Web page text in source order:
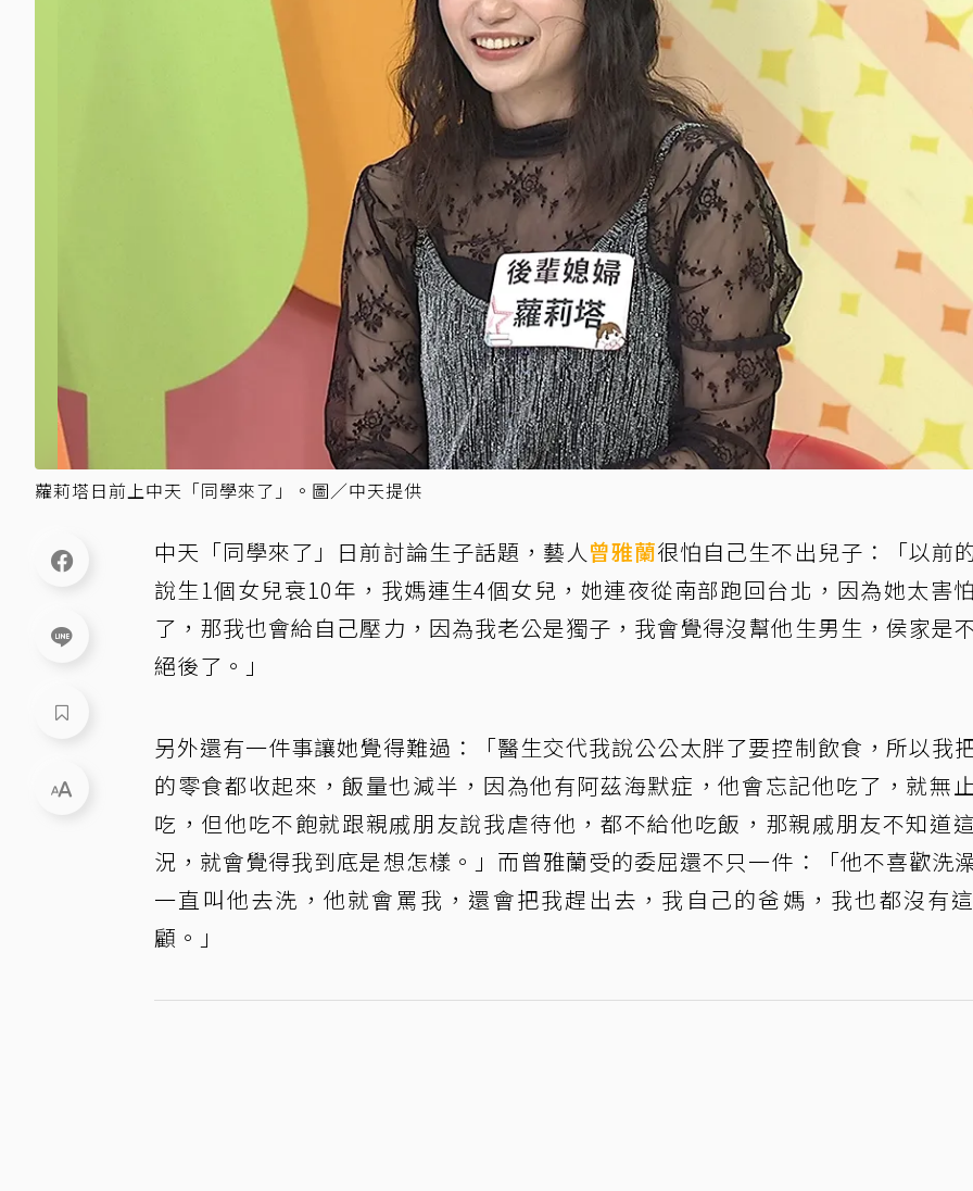
蘿莉塔日前上中天「同學來了」。圖／中天提供
中天「同學來了」日前討論生子話題，藝人曾雅蘭很怕自己生不出兒子：「以前
說生1個女兒衰10年，我媽連生4個女兒，她連夜從南部跑回台北，因為她太害
了，那我也會給自己壓力，因為我老公是獨子，我會覺得沒幫他生男生，侯家是
絕後了。」
另外還有一件事讓她覺得難過：「醫生交代我說公公太胖了要控制飲食，所以我
的零食都收起來，飯量也減半，因為他有阿茲海默症，他會忘記他吃了，就無
吃，但他吃不飽就跟親戚朋友說我虐待他，都不給他吃飯，那親戚朋友不知道
況，就會覺得我到底是想怎樣。」而曾雅蘭受的委屈還不只一件：「他不喜歡洗
一直叫他去洗，他就會罵我，還會把我趕出去，我自己的爸媽，我也都沒有
顧。」